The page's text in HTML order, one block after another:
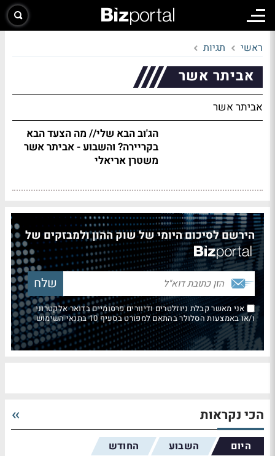
ראשי תגיות
אביתר אשר
אביתר אשר
הג'וב הבא שלי// מה הצעד הבא
בקריירה? והשבוע - אביתר אשר
משטרן אריאלי
הירשם לסיכום היומי של שוק ההון ולמבזקים של
אני מאשר קבלת ניוזלטרים ודיוורים פרסומיים בדואר אלקטרוני
ו/או באמצעות הסלולר בהתאם למפורט בסעיף 10 בתנאי השימוש
הכי נקראות
היום השבוע החודש